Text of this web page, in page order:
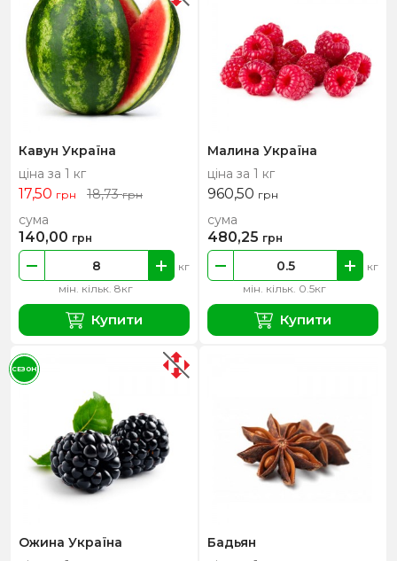
Кавун Україна
ціна за 1 кг
17,50 грн 18,73грн
мін. кільк. 8кг
кг
сума
140,00 грн
Купити
Малина Україна
ціна за 1 кг
960,50 грн
мін. кільк. 0.5кг
кг
сума
480,25 грн
Купити
Ожина Україна
СЕЗОН
Бадьян